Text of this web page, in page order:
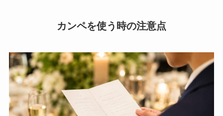
カンペを使う時の注意点